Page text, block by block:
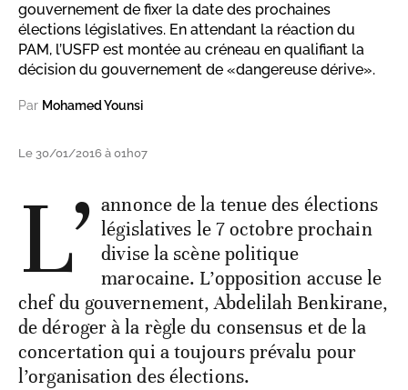
gouvernement de fixer la date des prochaines
élections législatives. En attendant la réaction du
PAM, l’USFP est montée au créneau en qualifiant la
décision du gouvernement de «dangereuse dérive».
Par Mohamed Younsi
Le 30/01/2016 à 01h07
L’ annonce de la tenue des élections
législatives le 7 octobre prochain
divise la scène politique
marocaine. L’opposition accuse le
chef du gouvernement, Abdelilah Benkirane,
de déroger à la règle du consensus et de la
concertation qui a toujours prévalu pour
l’organisation des élections.